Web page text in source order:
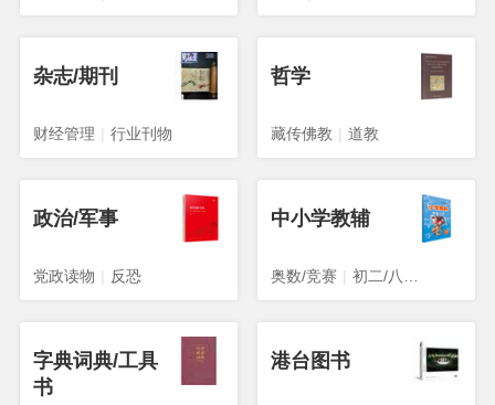
杂志/期刊
财经管理 | 行业刊物
哲学
藏传佛教 | 道教
政治/军事
党政读物 | 反恐
中小学教辅
奥数/竞赛 |
字典词典/工具
书
港台图书